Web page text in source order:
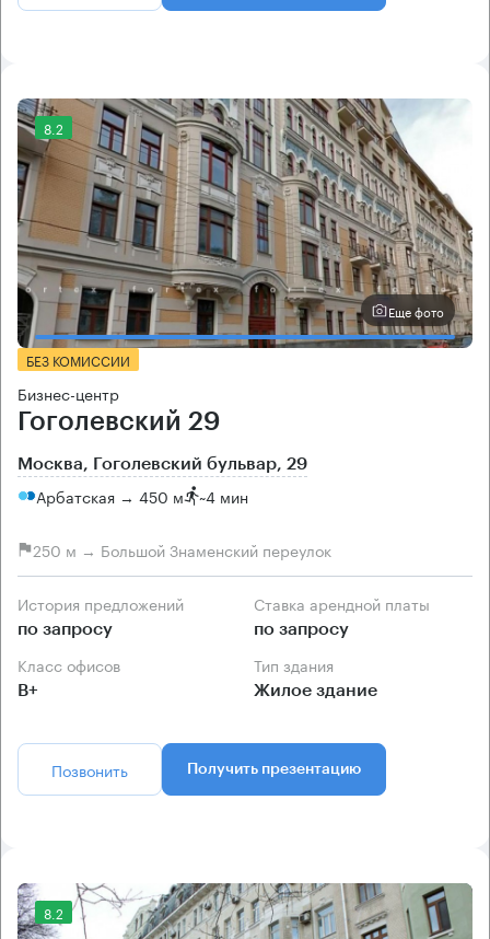
8.2
Еще фото
БЕЗ КОМИССИИ
Бизнес-центр
Гоголевский 29
Москва, Гоголевский бульвар, 29
Арбатская → 450 м ~4 мин
250 м → Большой Знаменский переулок
История предложений
по запросу
Ставка арендной платы
по запросу
Класс офисов
B+
Тип здания
Жилое здание
Позвонить Получить презентацию
8.2